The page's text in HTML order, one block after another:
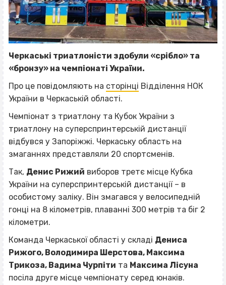
Черкаські триатлоністи здобули «срібло» та
«бронзу» на чемпіонаті України.
Про це повідомляють на сторінці Відділення НОК
України в Черкаській області.
Чемпіонат з триатлону та Кубок України з
триатлону на суперспринтерській дистанції
відбувся у Запоріжжі. Черкаську область на
змаганнях представляли 20 спортсменів.
Так, Денис Рижий виборов третє місце Кубка
України на суперспринтерській дистанції – в
особистому заліку. Він змагався у велосипедній
гонці на 8 кілометрів, плаванні 300 метрів та біг 2
кілометри.
Команда Черкаської області у складі Дениса
Рижого, Володимира Шерстова, Максима
Трикоза, Вадима Чурпіти та Максима Лісуна
посіла друге місце чемпіонату серед юнаків.